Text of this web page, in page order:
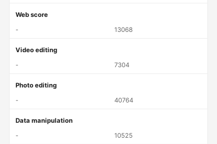
Web score
-
13068
Video editing
-
7304
Photo editing
-
40764
Data manipulation
-
10525